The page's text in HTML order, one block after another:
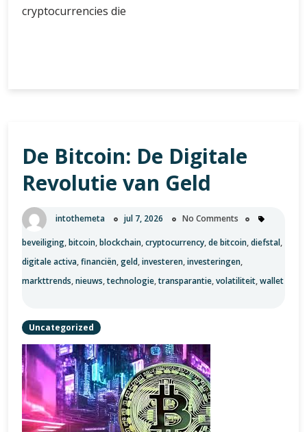
cryptocurrencies die
Invloed
in
de
De Bitcoin: De Digitale
Revolutie van Geld
intothemeta jul 7, 2026 No Comments
beveiliging,bitcoin,blockchain,cryptocurrency,de bitcoin,diefstal,
digitale activa,financiën,geld,investeren,investeringen,
markttrends,nieuws,technologie,transparantie,volatiliteit,wallet
Uncategorized